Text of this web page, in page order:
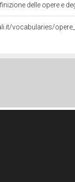
delle opere e
vocabularies/